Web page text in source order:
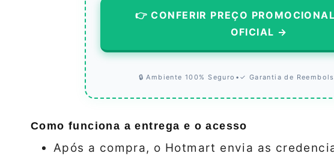
👉 CONFERIR PREÇO
OFICIAL →
🔒 Ambiente 100% Seguro • ✓ Garantia de
Como funciona a entrega e o acesso
Após a compra, o Hotmart envia as